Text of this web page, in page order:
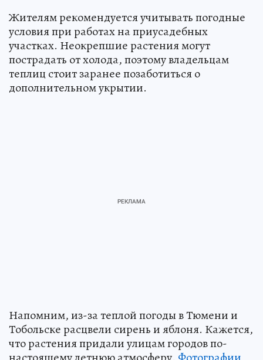
Жителям рекомендуется учитывать погодные
условия при работах на приусадебных
участках. Неокрепшие растения могут
пострадать от холода, поэтому владельцам
теплиц стоит заранее позаботиться о
дополнительном укрытии.
Напомним, из-за теплой погоды в Тюмени и
Тобольске расцвели сирень и яблоня. Кажется,
что растения придали улицам городов по-